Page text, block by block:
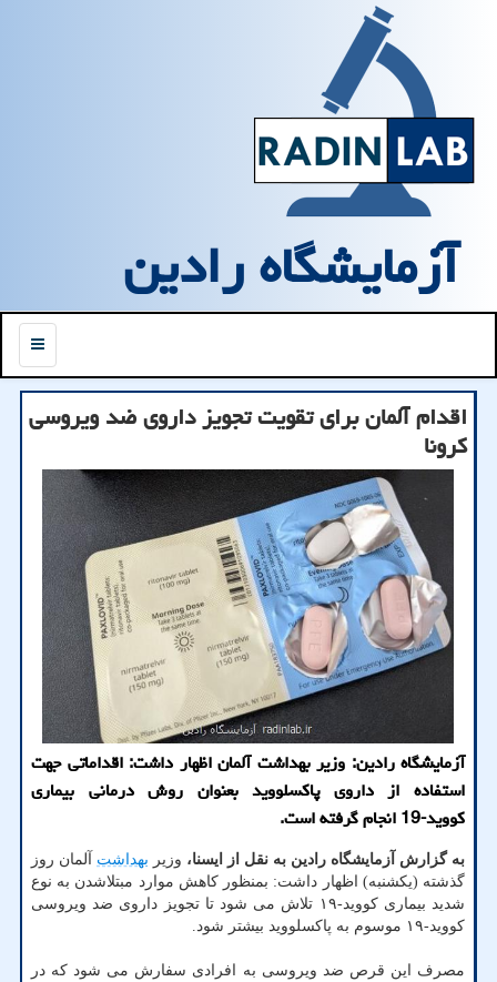
آزمایشگاه رادین
منو
اقدام آلمان برای تقویت تجویز داروی ضد ویروسی
کرونا
آزمایشگاه رادین: وزیر بهداشت آلمان اظهار داشت: اقداماتی جهت
استفاده از داروی پاکسلووید بعنوان روش درمانی بیماری
کووید-19 انجام گرفته است.
به گزارش آزمایشگاه رادین به نقل از ایسنا، وزیر بهداشت آلمان روز
گذشته (یکشنبه) اظهار داشت: بمنظور کاهش موارد مبتلاشدن به نوع
شدید بیماری کووید-۱۹ تلاش می شود تا تجویز داروی ضد ویروسی
کووید-۱۹ موسوم به پاکسلووید بیشتر شود.
مصرف این قرص ضد ویروسی به افرادی سفارش می شود که در